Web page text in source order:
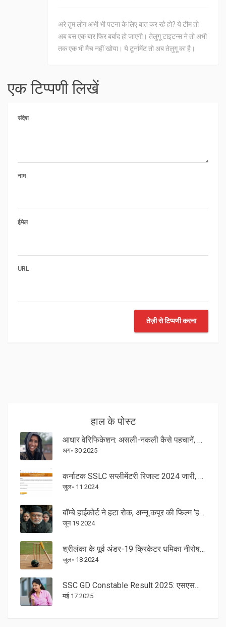
अरे तुम लोग अभी भी पटना के लिए बात कर रहे हो? ये टीम तो
अब बस एक बार फिर बर्बाद हो जाएगी। तेलुगू टाइटन्स ने तो अभी
तक एक भी मैच नहीं खोया। ये टूर्नामेंट तो अब तेलुगू का है।
एक टिप्पणी लिखें
संदेश
नाम
ईमेल
URL
तेज़ी से टिप्पणी करना
हाल के पोस्ट
आधार वेरिफिकेशन: असली-नकली कैसे पहचानें, पूरी जांच प्रक्रिया और सुरक्षा नियम
अग॰ 30 2025
कर्नाटक SSLC सप्लीमेंटरी रिजल्ट 2024 जारी, पास प्रतिशत और आधिकारिक वेबसाइट की जानकारी
जुल॰ 11 2024
बॉम्बे हाईकोर्ट ने हटा रोक, अन्नू कपूर की फिल्म 'हमारे बारह' के लिए सुझाव दिए कुछ संशोधन
जून 19 2024
श्रीलंका के पूर्व अंडर-19 क्रिकेटर धमिका नीरोषना की गोली मारकर हत्या
जुल॰ 18 2024
SSC GD Constable Result 2025: एसएससी जीडी रिजल्ट जल्द, 53,690 पदों पर होगी सीधी भर्ती
मई 17 2025